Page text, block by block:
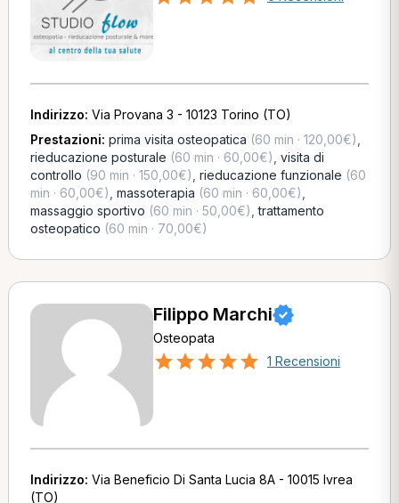
Indirizzo: Via Provana 3 - 10123 Torino (TO)
Prestazioni: prima visita osteopatica (60 min · 120,00€)
rieducazione posturale (60 min · 60,00€) visita di
controllo (90 min · 150,00€) rieducazione funzionale (60
min · 60,00€) massoterapia (60 min · 60,00€)
massaggio sportivo (60 min · 50,00€) ,trattamento
osteopatico (60 min · 70,00€)
Filippo Marchi
Osteopata
1 Recensioni
Indirizzo: Via Beneficio Di Santa Lucia 8A - 10015 Ivrea
(TO)